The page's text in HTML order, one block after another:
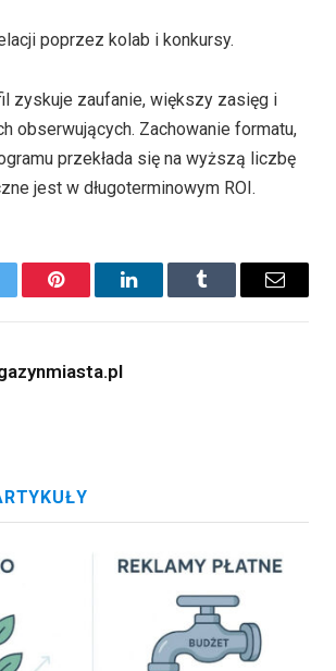
poprzez kolab i konkursy.
zyskuje zaufanie, większy zasięg i
obserwujących. Zachowanie formatu,
przekłada się na wyższą liczbę
jest w długoterminowym ROI.
Pinterest LinkedInTumblr Email